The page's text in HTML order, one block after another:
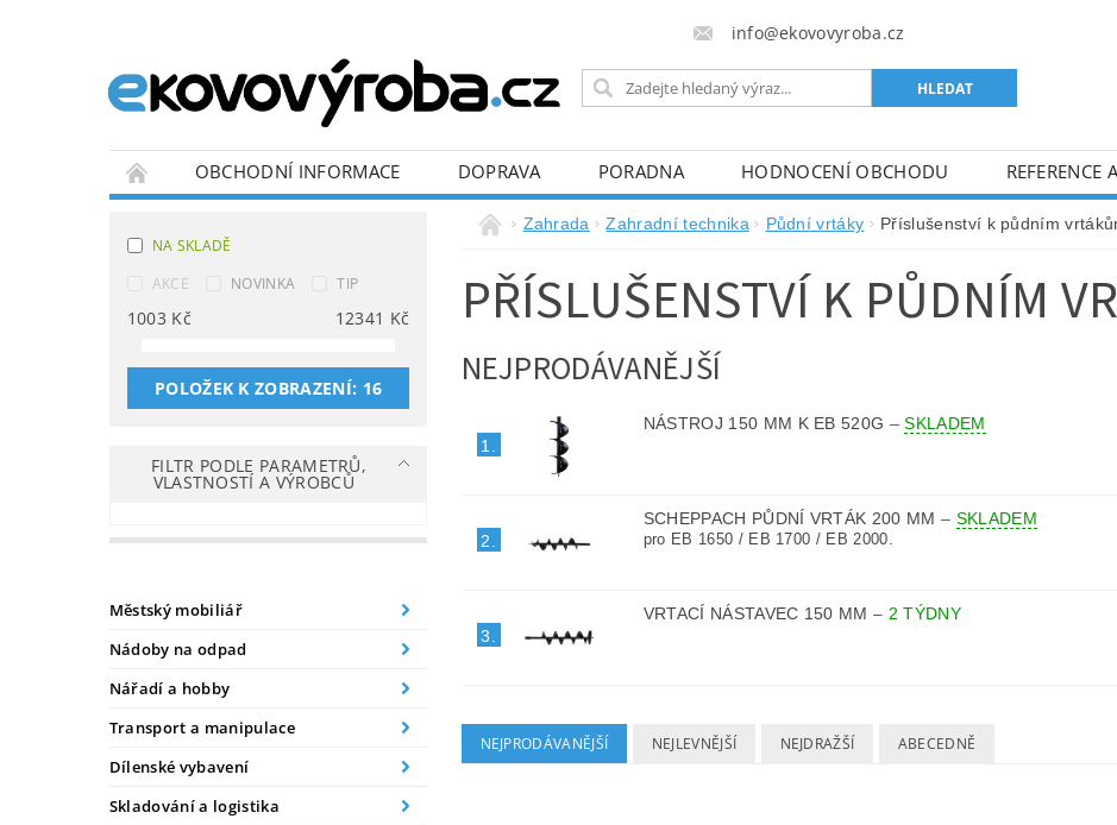
info@ekovovyroba.cz
OBCHODNÍ INFORMACE DOPRAVA PORADNA HODNOCENÍ OBCHODU REFERENCE
NA SKLADĚ
AKCE
NOVINKA TIP
1003 Kč 12341 Kč
POLOŽEK K ZOBRAZENÍ: 16
FILTR PODLE PARAMETRŮ,
VLASTNOSTÍ A VÝROBCŮ
Městský mobiliář
Nádoby na odpad
Nářadí a hobby
Transport a manipulace
Dílenské vybavení
Skladování a logistika
Zahrada Zahradní technika Půdní vrtáky Příslušenství k půdním
PŘÍSLUŠENSTVÍ K PŮDNÍM
NEJPRODÁVANĚJŠÍ
1.
NÁSTROJ 150 MM K EB 520G –SKLADEM
2.
SCHEPPACH PŮDNÍ VRTÁK 200 MM – SKLADEM
pro EB 1650 / EB 1700 / EB 2000.
3.
VRTACÍ NÁSTAVEC 150 MM– 2 TÝDNY
NEJPRODÁVANĚJŠÍ NEJLEVNĚJŠÍ NEJDRAŽŠÍ ABECEDNĚ